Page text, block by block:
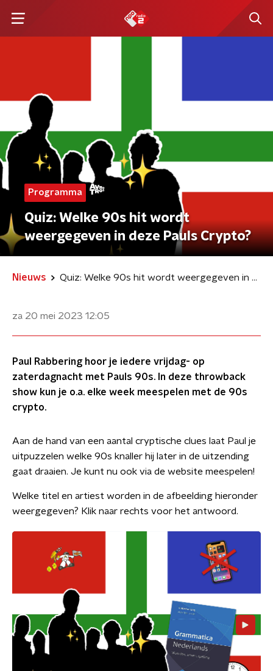
Programma
Quiz: Welke 90s hit wordt
weergegeven in deze Pauls Crypto?
Nieuws Quiz: Welke 90s hit wordt weergegeven in deze Pauls Crypto?
za 20 mei 2023 12:05
Paul Rabbering hoor je iedere vrijdag- op
zaterdagnacht met Pauls 90s. In deze throwback
show kun je o.a. elke week meespelen met de 90s
crypto.
Aan de hand van een aantal cryptische clues laat Paul je
uitpuzzelen welke 90s knaller hij later in de uitzending
gaat draaien. Je kunt nu ook via de website meespelen!
Welke titel en artiest worden in de afbeelding hieronder
weergegeven? Klik naar rechts voor het antwoord.